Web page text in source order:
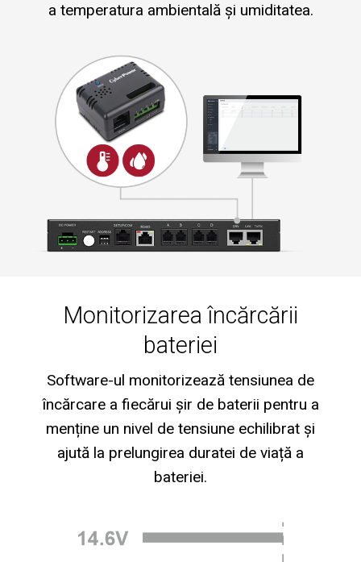
a temperatura ambientală și umiditatea.
Monitorizarea încărcării
bateriei
Software-ul monitorizează tensiunea de
încărcare a fiecărui șir de baterii pentru a
menține un nivel de tensiune echilibrat și
ajută la prelungirea duratei de viață a
bateriei.